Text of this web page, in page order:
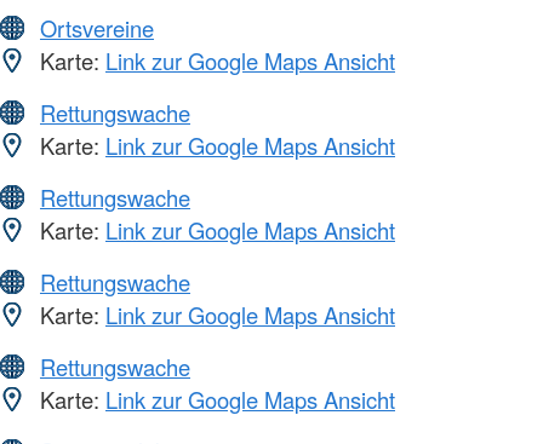
Ortsvereine
Karte: Link zur Google Maps Ansicht
Rettungswache
Karte: Link zur Google Maps Ansicht
Rettungswache
Karte: Link zur Google Maps Ansicht
Rettungswache
Karte: Link zur Google Maps Ansicht
Rettungswache
Karte: Link zur Google Maps Ansicht